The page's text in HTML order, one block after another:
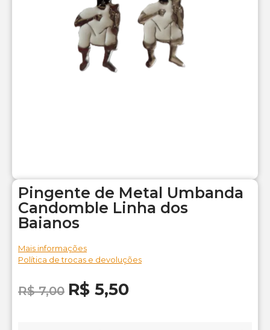
Pingente de Metal Umbanda
Candomble Linha dos
Baianos
Mais informações
Política de trocas e devoluções
R$7,00 R$ 5,50